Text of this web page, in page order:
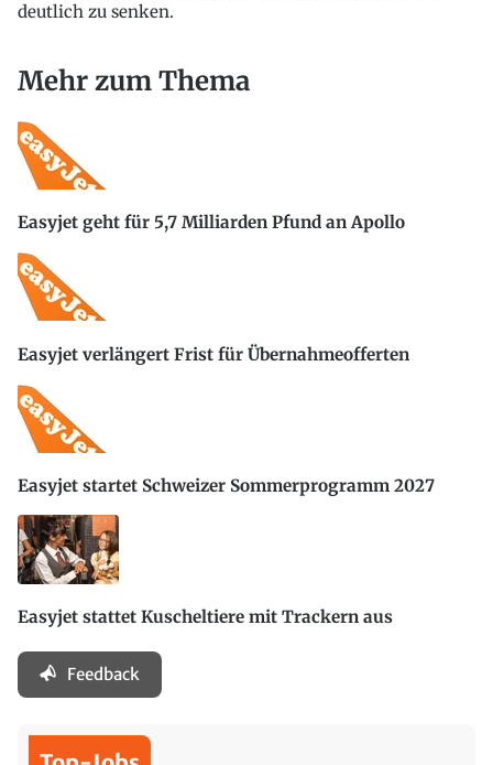
deutlich zu senken.
Mehr zum Thema
Easyjet geht für 5,7 Milliarden Pfund an Apollo
Easyjet verlängert Frist für Übernahmeofferten
Easyjet startet Schweizer Sommerprogramm 2027
Easyjet stattet Kuscheltiere mit Trackern aus
Feedback